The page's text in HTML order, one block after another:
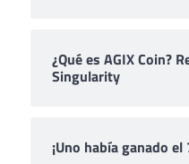
¿Qué es AGIX Coin?
Singularity
¡Uno había ganado